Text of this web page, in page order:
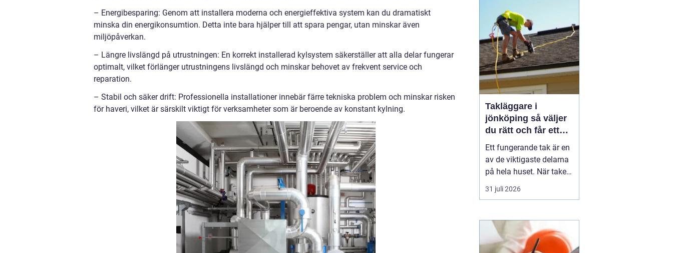
– Energibesparing: Genom att installera moderna och energieffektiva system kan du dramatiskt
minska din energikonsumtion. Detta inte bara hjälper till att spara pengar, utan minskar även
miljöpåverkan.
– Längre livslängd på utrustningen: En korrekt installerad kylsystem säkerställer att alla delar fungerar
optimalt, vilket förlänger utrustningens livslängd och minskar behovet av frekvent service och
reparation.
– Stabil och säker drift: Professionella installationer innebär färre tekniska problem och minskar risken
för haveri, vilket är särskilt viktigt för verksamheter som är beroende av konstant kylning.
ger ett tydligt svar.
Genom en strukturerad
genomgån...
Takläggare i
jönköping så väljer
du rätt och får ett
tak som håller
Ett fungerande tak är en
av de viktigaste delarna
på hela huset. När taket
börjar bli slitet påverkar
det både tryggheten,
värdet på huset. Därför
blir valet
av takläggare i
Jönköping avg...
31 juli 2026